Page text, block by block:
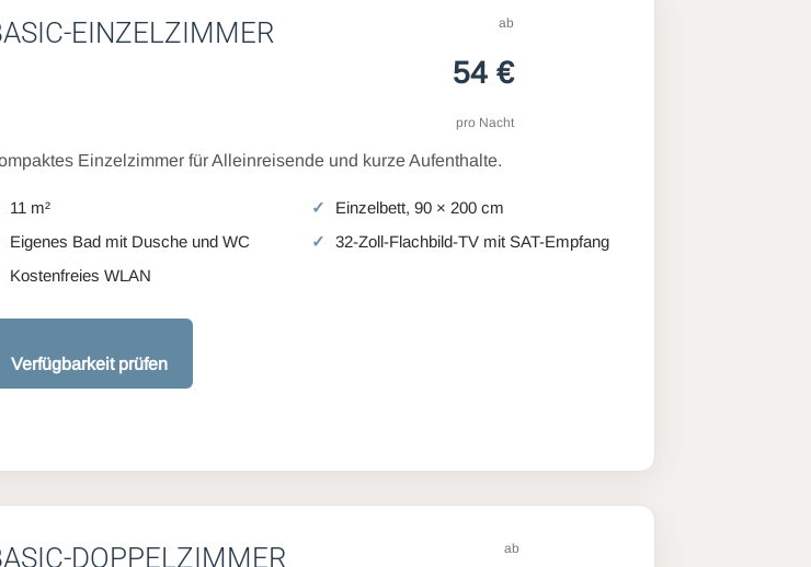
EINZELZIMMER ab
54 €
pro Nacht
Einzelzimmer für Alleinreisende und kurze Aufenthalte.
11 m²
Einzelbett, 90 × 200 cm
Eigenes Bad mit Dusche und WC
32-Zoll-Flachbild-TV mit SAT-Empfang
Kostenfreies WLAN
Verfügbarkeit prüfen
DOPPELZIMMER ab